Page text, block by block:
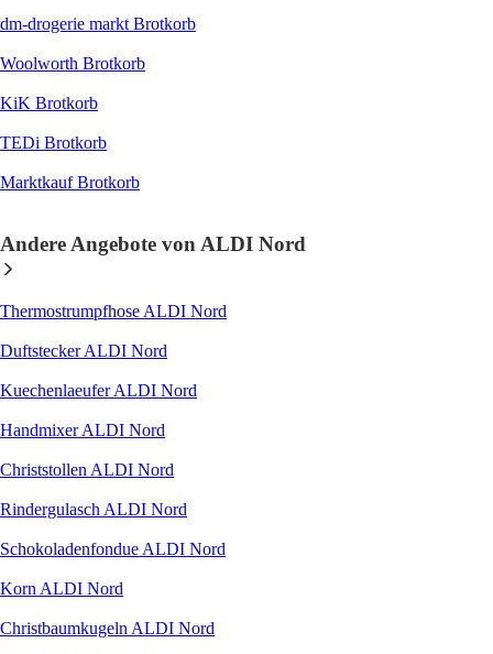
dm-drogerie markt Brotkorb
Woolworth Brotkorb
KiK Brotkorb
TEDi Brotkorb
Marktkauf Brotkorb
Andere Angebote von ALDI Nord
Thermostrumpfhose ALDI Nord
Duftstecker ALDI Nord
Kuechenlaeufer ALDI Nord
Handmixer ALDI Nord
Christstollen ALDI Nord
Rindergulasch ALDI Nord
Schokoladenfondue ALDI Nord
Korn ALDI Nord
Christbaumkugeln ALDI Nord